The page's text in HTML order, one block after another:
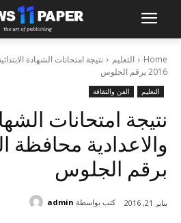
Home التعليم
نتيجة امتحانات الشهادة
2016 برقم الجلوس
التعليم الفن والثقافة
نتيجة امتحانات
برقم الجلوس
يناير 21, 2016 كتب بواسطة admin